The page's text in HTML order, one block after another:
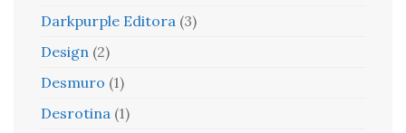
Darkpurple Editora (3)
Design (2)
Desmuro (1)
Desrotina (1)